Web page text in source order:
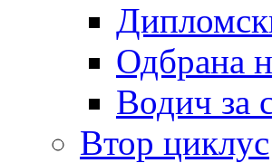
Одбрана
Водич за
Втор циклус